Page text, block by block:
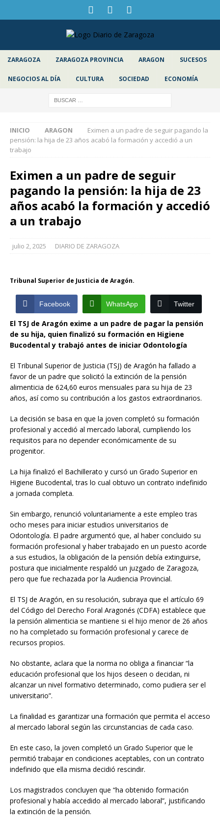
ZARAGOZA ZARAGOZA PROVINCIA ARAGON SUCESOS
NEGOCIOS AL DÍA CULTURA SOCIEDAD ECONOMÍA
INICIO ARAGON
Eximen a un padre de seguir pagando la
pensión: la hija de 23 años acabó la formación y accedió a un
trabajo
Eximen a un padre de seguir
pagando la pensión: la hija de 23
años acabó la formación y accedió
a un trabajo
julio 2, 2025 DIARIO DE ZARAGOZA
Tribunal Superior de Justicia de Aragón.
Facebook WhatsApp Twitter
El TSJ de Aragón exime a un padre de pagar la pensión
de su hija, quien finalizó su formación en Higiene
Bucodental y trabajó antes de iniciar Odontología
El Tribunal Superior de Justicia (TSJ) de Aragón ha fallado a
favor de un padre que solicitó la extinción de la pensión
alimenticia de 624,60 euros mensuales para su hija de 23
años, así como su contribución a los gastos extraordinarios.
La decisión se basa en que la joven completó su formación
profesional y accedió al mercado laboral, cumpliendo los
requisitos para no depender económicamente de su
progenitor.
La hija finalizó el Bachillerato y cursó un Grado Superior en
Higiene Bucodental, tras lo cual obtuvo un contrato indefinido
a jornada completa.
Sin embargo, renunció voluntariamente a este empleo tras
ocho meses para iniciar estudios universitarios de
Odontología. El padre argumentó que, al haber concluido su
formación profesional y haber trabajado en un puesto acorde
a sus estudios, la obligación de la pensión debía extinguirse,
postura que inicialmente respaldó un juzgado de Zaragoza,
pero que fue rechazada por la Audiencia Provincial.
El TSJ de Aragón, en su resolución, subraya que el artículo 69
del Código del Derecho Foral Aragonés (CDFA) establece que
la pensión alimenticia se mantiene si el hijo menor de 26 años
no ha completado su formación profesional y carece de
recursos propios.
No obstante, aclara que la norma no obliga a financiar “la
educación profesional que los hijos deseen o decidan, ni
alcanzar un nivel formativo determinado, como pudiera ser el
universitario”.
La finalidad es garantizar una formación que permita el acceso
al mercado laboral según las circunstancias de cada caso.
En este caso, la joven completó un Grado Superior que le
permitió trabajar en condiciones aceptables, con un contrato
indefinido que ella misma decidió rescindir.
Los magistrados concluyen que “ha obtenido formación
profesional y había accedido al mercado laboral”, justificando
la extinción de la pensión.